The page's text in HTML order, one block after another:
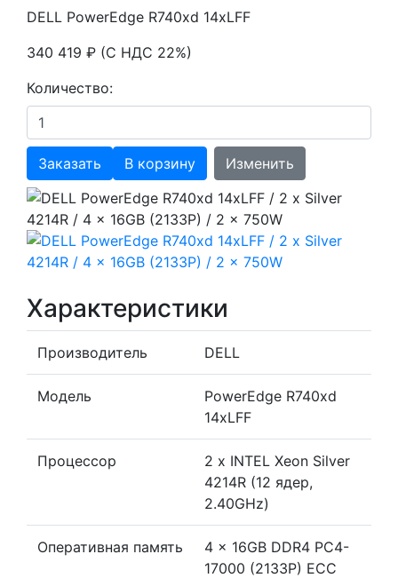
DELL PowerEdge R740xd 14xLFF
340 419 ₽ (С НДС 22%)
Количество:
Заказать В корзину Изменить
Характеристики
Производитель DELL
Модель
PowerEdge R740xd
14xLFF
Процессор
2 x INTEL Xeon Silver
4214R (12 ядер,
2.40GHz)
Оперативная память
4 x 16GB DDR4 PC4-
17000 (2133P) ECC